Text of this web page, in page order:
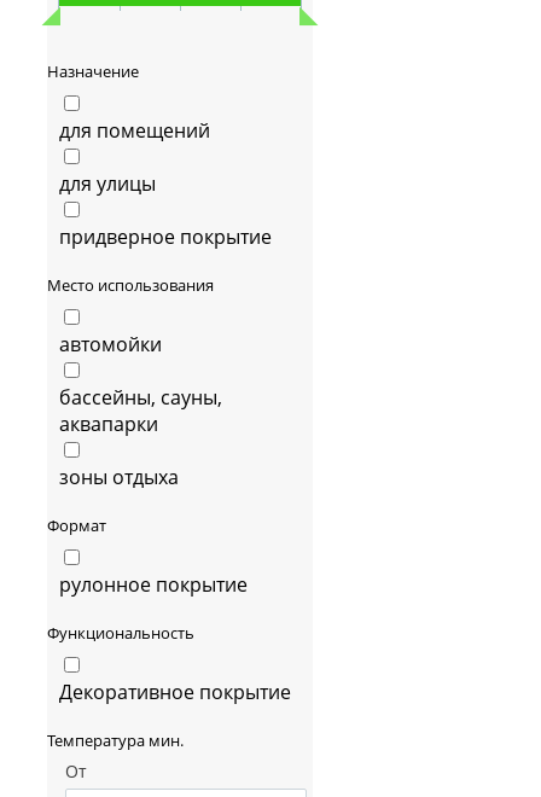
Назначение
для помещений
для улицы
придверное покрытие
Место использования
автомойки
бассейны, сауны,
аквапарки
зоны отдыха
Формат
рулонное покрытие
Функциональность
Декоративное покрытие
Температура мин.
От